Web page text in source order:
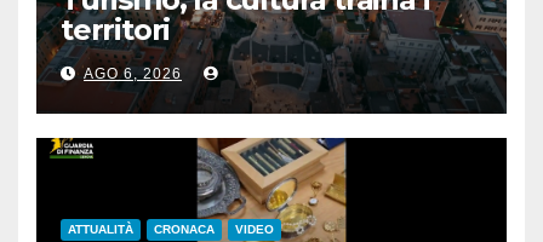
territori
AGO 6, 2026
ATTUALITÀ CRONACA VIDEO